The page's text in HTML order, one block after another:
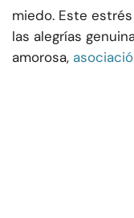
miedo. Este
las alegrías
amorosa,